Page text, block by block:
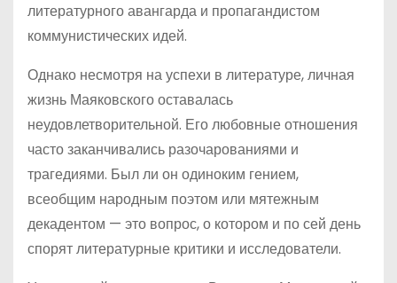
литературного авангарда и пропагандистом
коммунистических идей.
Однако несмотря на успехи в литературе, личная
жизнь Маяковского оставалась
неудовлетворительной. Его любовные отношения
часто заканчивались разочарованиями и
трагедиями. Был ли он одиноким гением,
всеобщим народным поэтом или мятежным
декадентом — это вопрос, о котором и по сей день
спорят литературные критики и исследователи.